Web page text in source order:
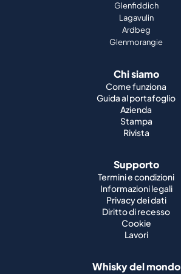
Glenfiddich
Lagavulin
Ardbeg
Glenmorangie
Chi siamo
Come funziona
Guida al portafoglio
Azienda
Stampa
Rivista
Supporto
Termini e condizioni
Informazioni legali
Privacy dei dati
Diritto di recesso
Cookie
Lavori
Whisky del mondo